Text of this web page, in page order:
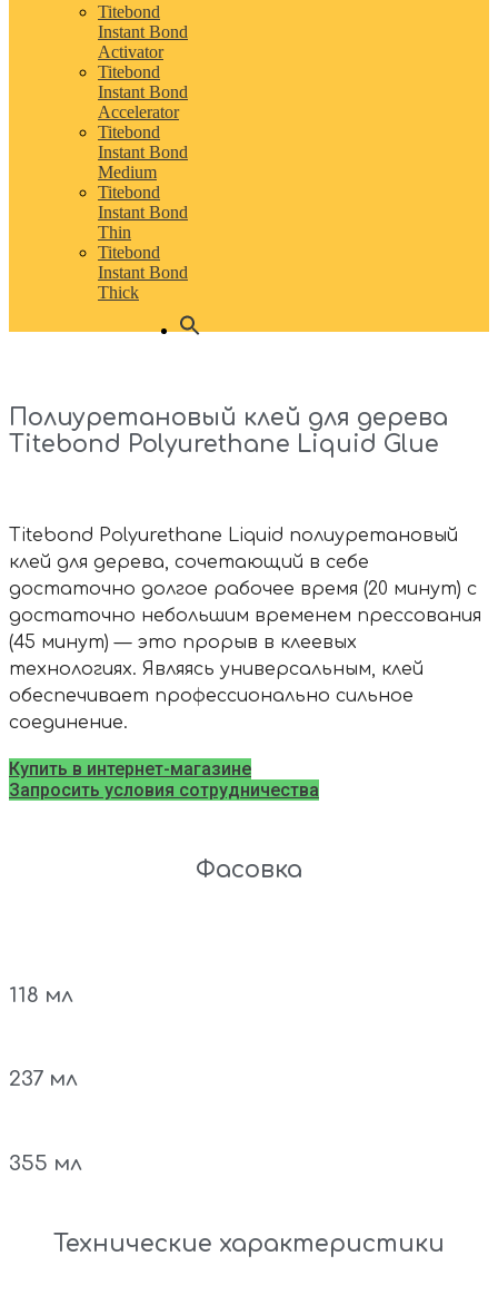
Titebond
Instant Bond
Activator
Titebond
Instant Bond
Accelerator
Titebond
Instant Bond
Medium
Titebond
Instant Bond
Thin
Titebond
Instant Bond
Thick
Полиуретановый клей для дерева
Titebond Polyurethane Liquid Glue
Titebond Polyurethane Liquid полиуретановый
клей для дерева, сочетающий в себе
достаточно долгое рабочее время (20 минут) с
достаточно небольшим временем прессования
(45 минут) — это прорыв в клеевых
технологиях. Являясь универсальным, клей
обеспечивает профессионально сильное
соединение.
Купить в интернет-магазине
Запросить условия сотрудничества
Фасовка
118 мл
237 мл
355 мл
Технические характеристики